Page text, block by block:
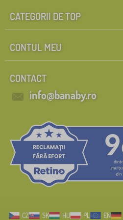
CATEGORII DE TOP
CONTUL MEU
CONTACT
info@banaby.ro
CZ SK HU PL EN